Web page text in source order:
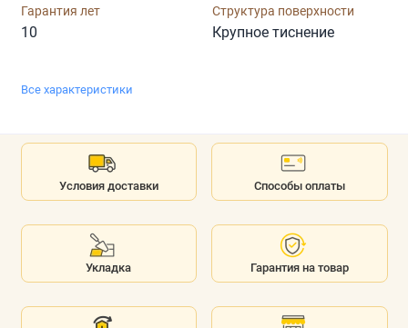
Гарантия лет
10
Структура поверхности
Крупное тиснение
Все характеристики
Условия доставки Способы оплаты
Укладка Гарантия на товар